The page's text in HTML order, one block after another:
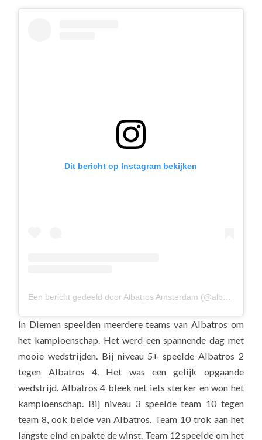
Dit bericht op Instagram bekijken
In Diemen speelden meerdere teams van Albatros om
het kampioenschap. Het werd een spannende dag met
mooie wedstrijden. Bij niveau 5+ speelde Albatros 2
tegen Albatros 4. Het was een gelijk opgaande
wedstrijd. Albatros 4 bleek net iets sterker en won het
kampioenschap. Bij niveau 3 speelde team 10 tegen
team 8, ook beide van Albatros. Team 10 trok aan het
langste eind en pakte de winst. Team 12 speelde om het